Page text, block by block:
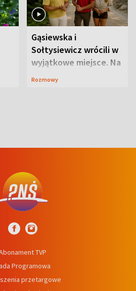
Gąsiewska i
Sołtysiewicz wrócili w
wyjątkowe miejsce. Na
szlaku czekał
Rozmowy
TVP
Programowa
przetargowe